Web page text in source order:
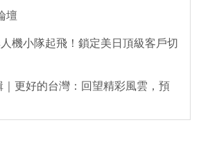
壇
機小隊起飛！鎖定美日頂級客戶切
更好的台灣：回望精彩風雲，預